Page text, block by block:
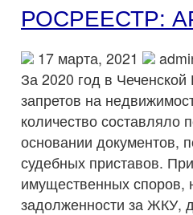
РОСРЕЕСТР:
17 марта, 2021
За 2020 год в
запретов на
количество составляло
основании документов,
судебных приставов.
имущественных
задолженности за ЖКУ,